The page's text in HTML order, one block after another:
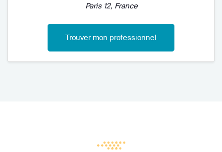
Paris 12, France
Trouver mon professionnel